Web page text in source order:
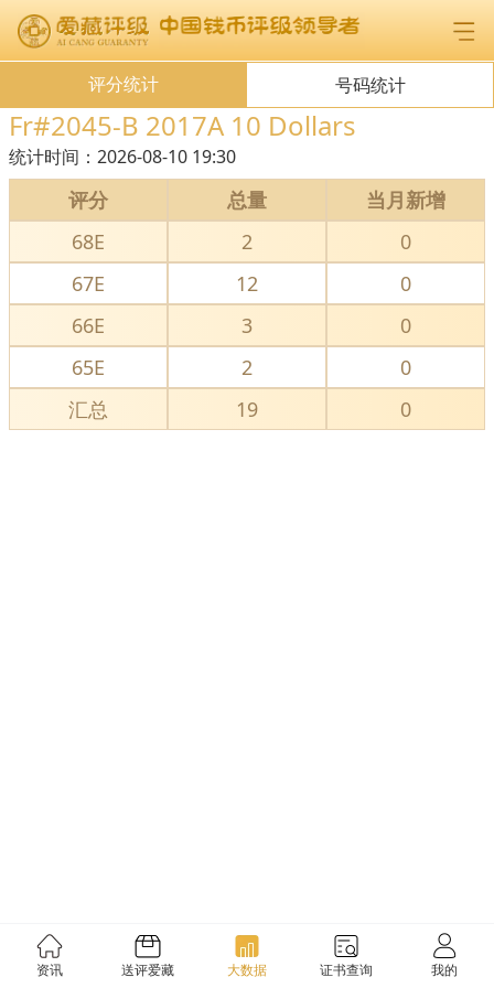
评分统计 号码统计
Fr#2045-B 2017A 10 Dollars
统计时间： 2026-08-10 19:30
评分 总量
当月新增
68E
2
0
67E
12
0
66E
3
0
65E
2
0
汇总
19 0
资讯 送评爱藏 大数据 证书查询 我的